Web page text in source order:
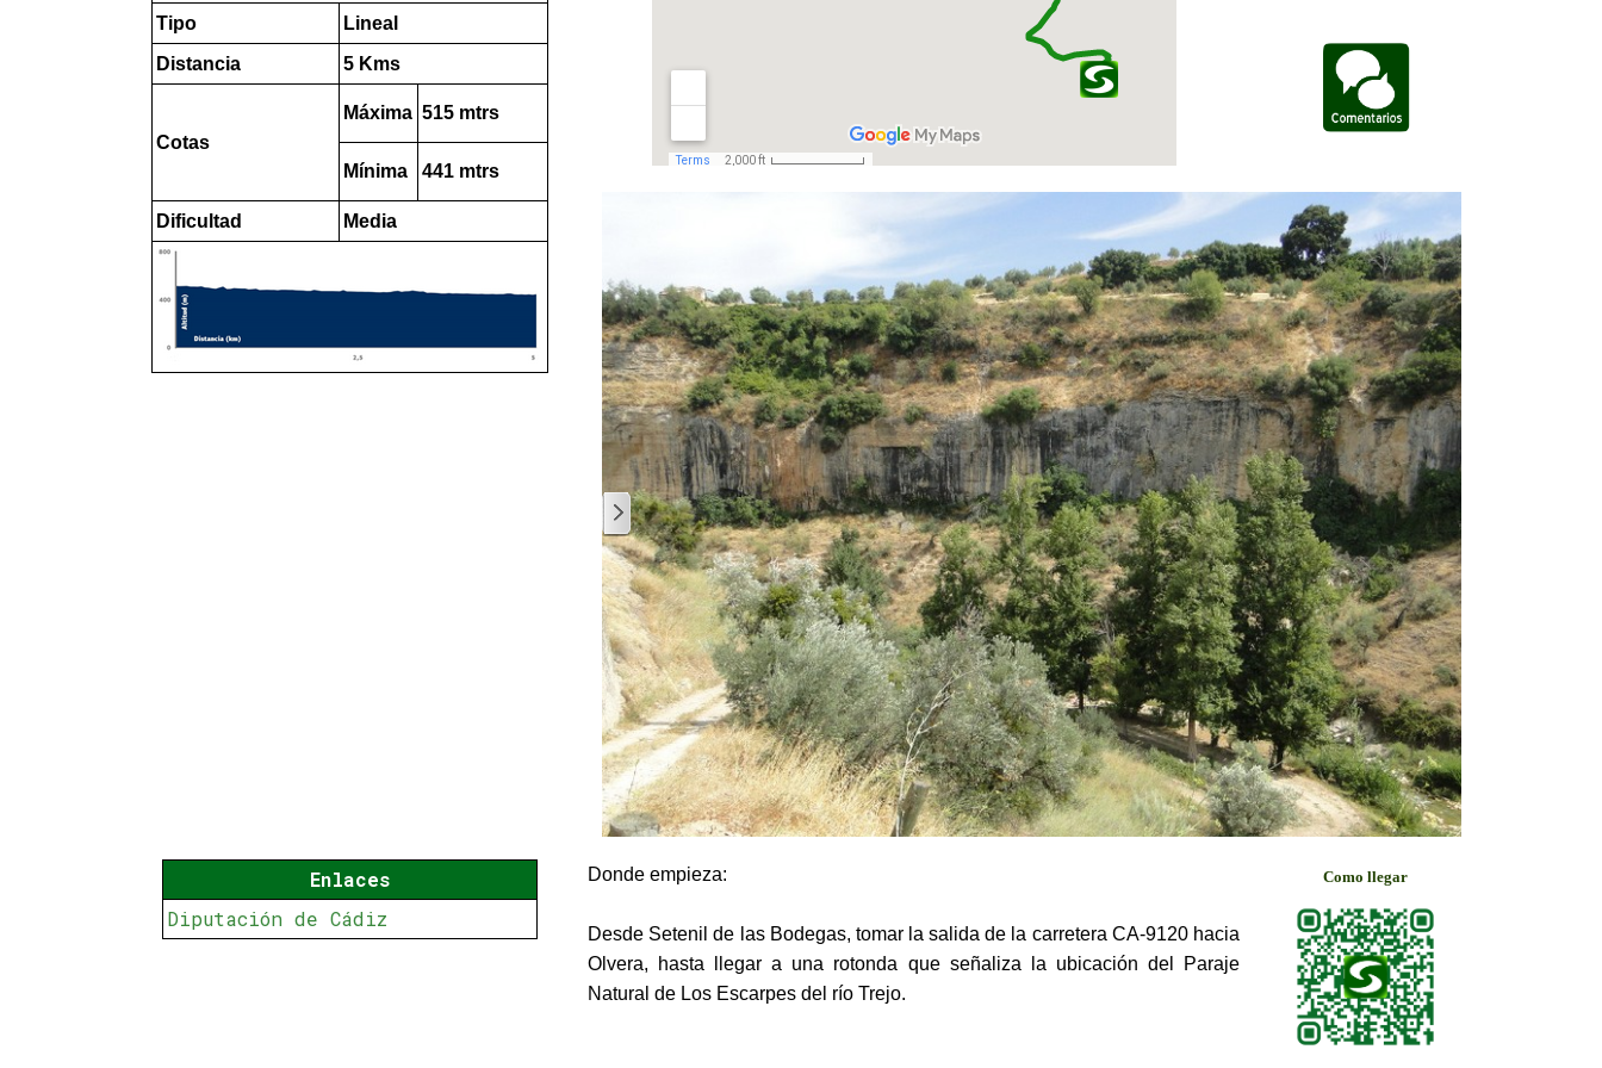
Tipo
Lineal
Distancia
5 Kms
Cotas
Máxima 515 mtrs
Mínima 441 mtrs
Dificultad Media
1/1
Como llegar
Donde empieza:
Desde Setenil de las Bodegas, tomar la salida de la carretera CA-9120 hacia
Olvera, hasta llegar a una rotonda que señaliza la ubicación del Paraje
Natural de Los Escarpes del río Trejo.
Enlaces
Diputación de Cádiz